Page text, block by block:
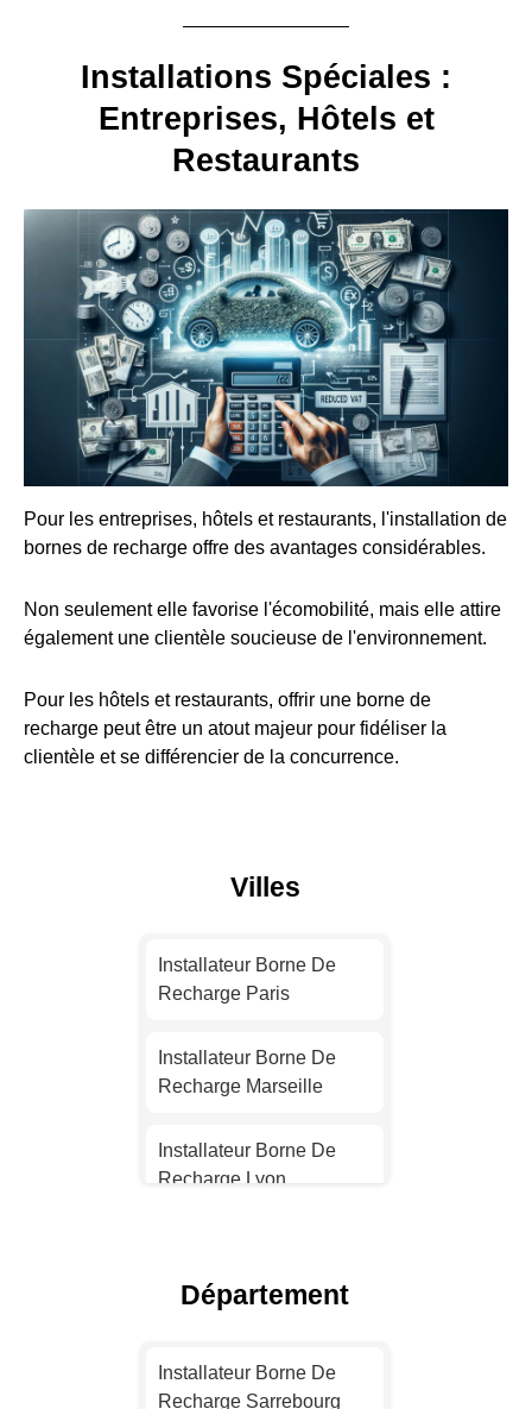
Installations Spéciales :
Entreprises, Hôtels et
Restaurants
Pour les entreprises, hôtels et restaurants, l'installation de
bornes de recharge offre des avantages considérables.
Non seulement elle favorise l'écomobilité, mais elle attire
également une clientèle soucieuse de l'environnement.
Pour les hôtels et restaurants, offrir une borne de
recharge peut être un atout majeur pour fidéliser la
clientèle et se différencier de la concurrence.
Villes
Installateur Borne De
Recharge Paris
Installateur Borne De
Recharge Marseille
Installateur Borne De
Recharge Lyon
Recharge Nice
Département
Installateur Borne De
Recharge Sarrebourg